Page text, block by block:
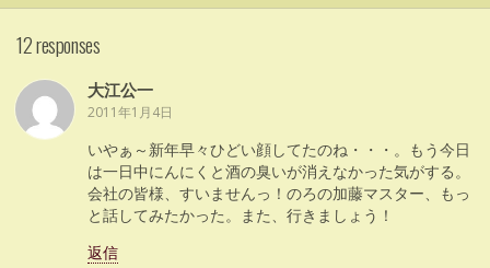
12 responses
大江公一
2011年1月4日
いやぁ～新年早々ひどい顔してたのね・・・。もう今日
は一日中にんにくと酒の臭いが消えなかった気がする。
会社の皆様、すいませんっ！のろの加藤マスター、もっ
と話してみたかった。また、行きましょう！
返信